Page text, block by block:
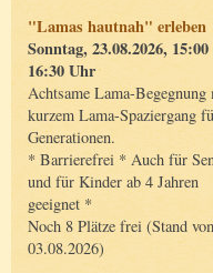
"Lamas hautnah" erleben
Sonntag, 23.08.2026, 15:00
16:30 Uhr
Achtsame Lama-Begegnung
kurzem Lama-Spaziergang
Generationen.
* Barrierefrei * Auch für
und für Kinder ab 4 Jahren
geeignet *
Noch 8 Plätze frei (Stand
03.08.2026)